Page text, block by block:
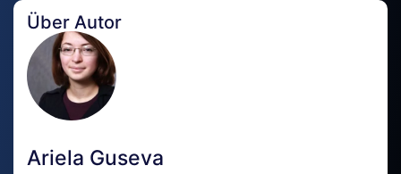
Über Autor
Ariela Guseva